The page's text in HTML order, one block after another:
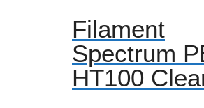
Filament
Spectrum
HT100